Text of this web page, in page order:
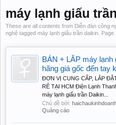
máy lạnh giấu
These are all contents from Diễn đàn công
nghệ tagged máy lạnh giấu trần daikin. Page
BÁN + LẮP máy lạnh
hãng giá gốc đến tay
ĐƠN VỊ CUNG CẤP, LẮP
RẺ TẠI HCM Điện Lạnh
máy lạnh giấu trần Daikin...
Chủ đề bởi: haichaukinhdoanh
Quảng cáo